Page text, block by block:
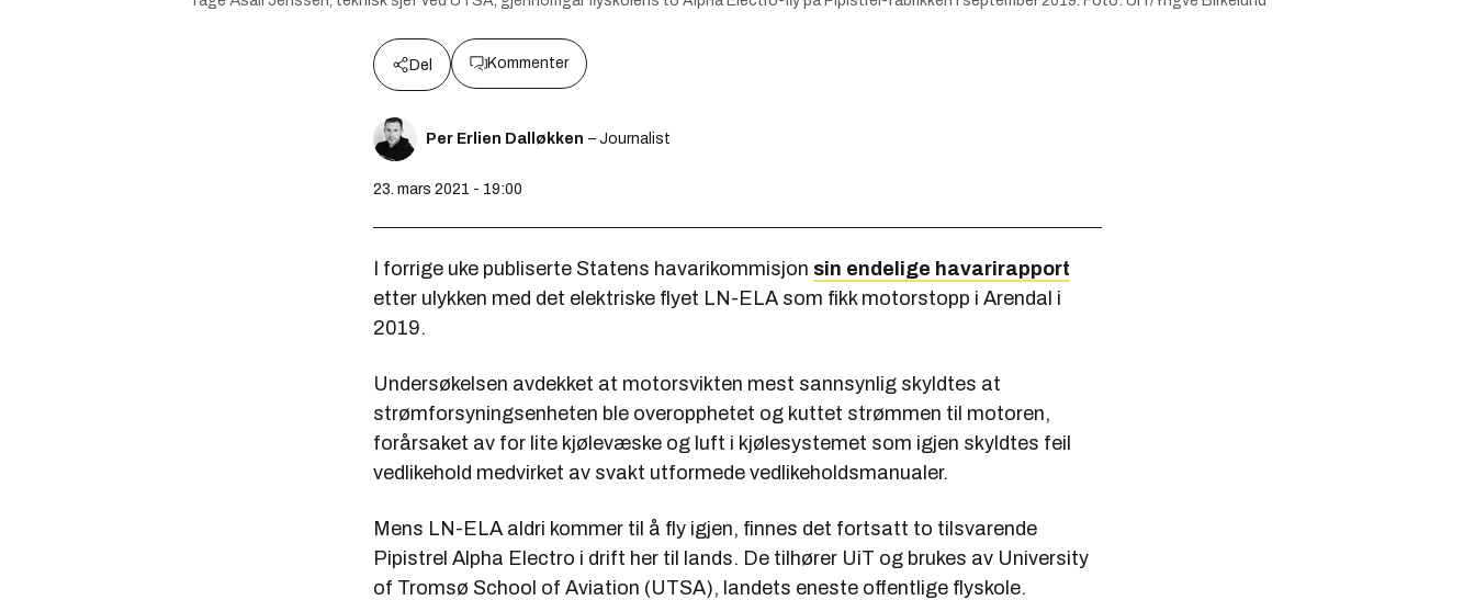
Del Kommenter
Per Erlien Dalløkken – Journalist
23. mars 2021 - 19:00
I forrige uke publiserte Statens havarikommisjon sin endelige havarirapport
etter ulykken med det elektriske flyet LN-ELA som fikk motorstopp i Arendal i
2019.
Undersøkelsen avdekket at motorsvikten mest sannsynlig skyldtes at
strømforsyningsenheten ble overopphetet og kuttet strømmen til motoren,
forårsaket av for lite kjølevæske og luft i kjølesystemet som igjen skyldtes feil
vedlikehold medvirket av svakt utformede vedlikeholdsmanualer.
Mens LN-ELA aldri kommer til å fly igjen, finnes det fortsatt to tilsvarende
Pipistrel Alpha Electro i drift her til lands. De tilhører UiT og brukes av University
of Tromsø School of Aviation (UTSA), landets eneste offentlige flyskole.